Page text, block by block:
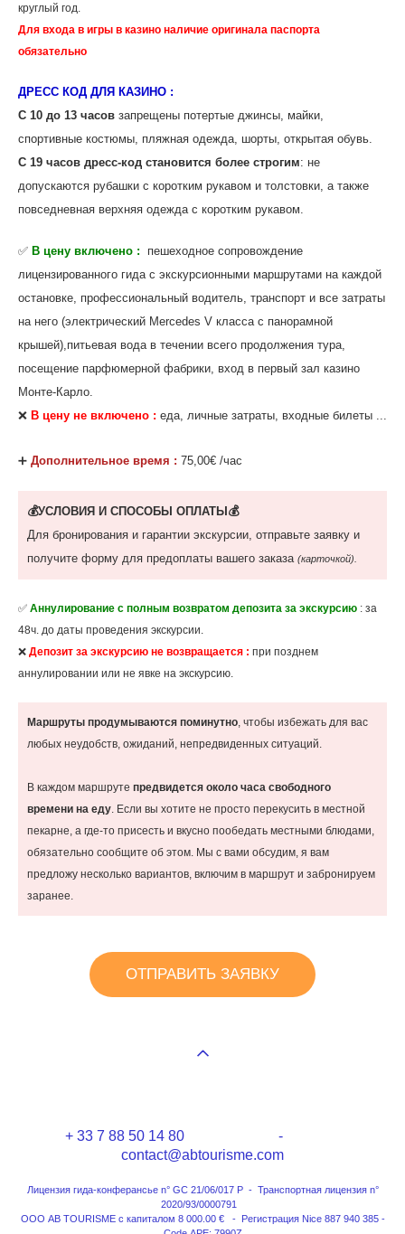
круглый год.
Для входа в игры в казино наличие оригинала паспорта
обязательно
ДРЕСС КОД ДЛЯ КАЗИНО :
С 10 до 13 часов запрещены потертые джинсы, майки,
спортивные костюмы, пляжная одежда, шорты, открытая обувь.
С 19 часов дресс-код становится более строгим: не
допускаются рубашки с коротким рукавом и толстовки, а также
повседневная верхняя одежда с коротким рукавом.
✅ В цену включено :
пешеходное сопровождение
лицензированного гида с экскурсионными маршрутами на каждой
остановке, профессиональный водитель, транспорт и все затраты
на него (электрический Mercedes V класса с панорамной
крышей),питьевая вода в течении всего продолжения тура,
посещение парфюмерной фабрики, вход в первый зал казино
Монте-Карло.
❌ В цену не включено : еда, личные затраты, входные билеты ...
‌➕ Дополнительное время : 75,00€ /час
💰УСЛОВИЯ И СПОСОБЫ ОПЛАТЫ💰
Для бронирования и гарантии экскурсии, отправьте заявку и
получите форму для предоплаты вашего заказа (карточкой).
✅ Аннулирование с полным возвратом депозита за экскурсию : за
48ч. до даты проведения экскурсии.
❌ Депозит за экскурсию не возвращается : при позднем
аннулировании или не явке на экскурсию.
Маршруты продумываются поминутно, чтобы избежать для вас
любых неудобств, ожиданий, непредвиденных ситуаций.
В каждом маршруте предвидется около часа свободного
времени на еду. Если вы хотите не просто перекусить в местной
пекарне, а где-то присесть и вкусно пообедать местными блюдами,
обязательно сообщите об этом. Мы с вами обсудим, я вам
предложу несколько вариантов, включим в маршрут и забронируем
заранее.
ОТПРАВИТЬ ЗАЯВКУ
+ 33 7 88 50 14 80 -
contact@abtourisme.com
Лицензия гида-конферансье n° GC 21/06/017 P - Транспортная лицензия n°
2020/93/0000791
ООО AB TOURISME с капиталом 8 000.00 € - Регистрация Nice 887 940 385 -